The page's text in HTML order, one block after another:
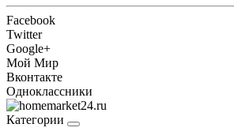
Facebook
Twitter
Google+
Мой Мир
Вконтакте
Одноклассники
Категории